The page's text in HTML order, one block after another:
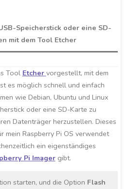
Speicherstick oder eine SD-
mit dem Tool Etcher
Tool Etcher vorgestellt, mit dem
es möglich schnell und einfach
wie Debian, Ubuntu und Linux
oder eine SD-Karte zu
Datenträger herzustellen. Dieses
mein Raspberry Pi OS verwendet
ein eigenständiges
Pi Imagergibt.
starten, und die Option Flash